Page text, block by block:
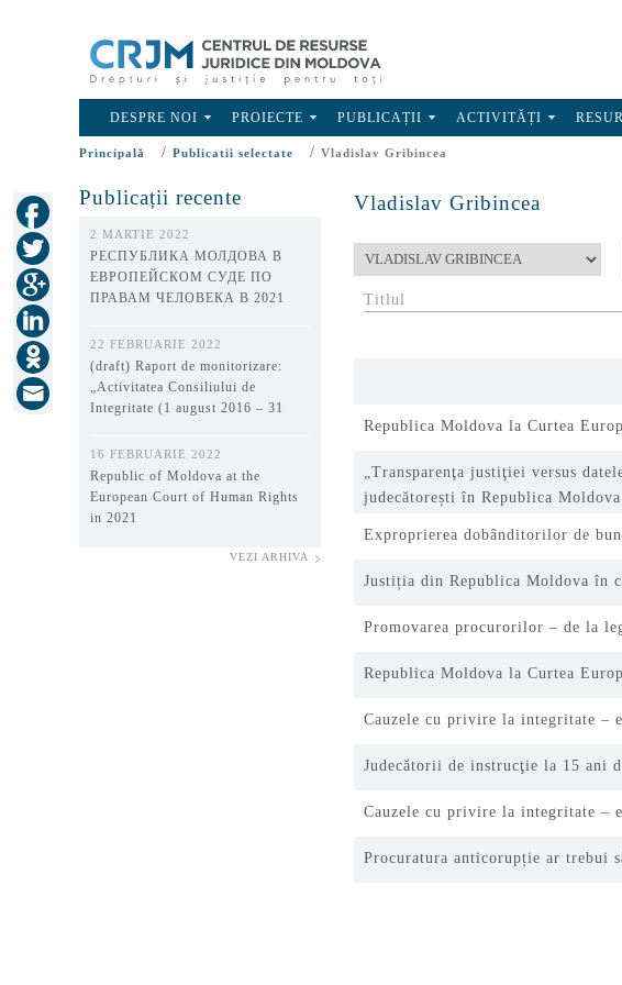
DESPRE NOI PROIECTE PUBLICAȚII ACTIVITĂȚI
Principală / Publicatii selectate / Vladislav Gribincea
Publicații recente
2 MARTIE 2022
РЕСПУБЛИКА МОЛДОВА В
ЕВРОПЕЙСКОМ СУДЕ ПО
ПРАВАМ ЧЕЛОВЕКА В 2021
22 FEBRUARIE 2022
(draft) Raport de monitorizare:
„Activitatea Consiliului de
Integritate (1 august 2016 – 31
16 FEBRUARIE 2022
Republic of Moldova at the
European Court of Human Rights
in 2021
VEZI ARHIVA
Vladislav Gribincea
Titlul
Republica Moldova la Curtea
„Transparenţa justiţiei versus
judecătorești în Republica Moldova
Exproprierea dobânditorilor de
Justiția din Republica Moldova în
Promovarea procurorilor – de la
Republica Moldova la Curtea
Cauzele cu privire la integritate –
Judecătorii de instrucţie la 15 ani
Cauzele cu privire la integritate –
Procuratura anticorupție ar trebui